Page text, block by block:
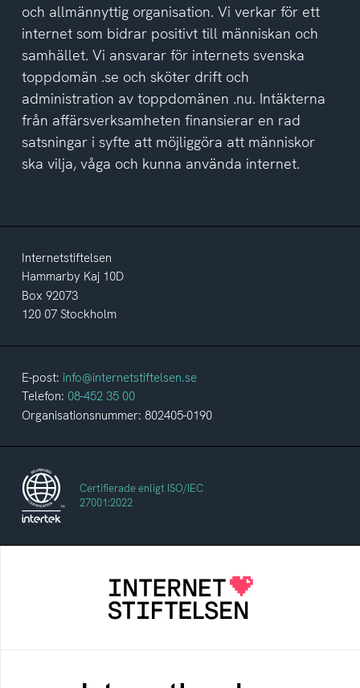
och allmännyttig organisation. Vi verkar för ett
internet som bidrar positivt till människan och
samhället. Vi ansvarar för internets svenska
toppdomän .se och sköter drift och
administration av toppdomänen .nu. Intäkterna
från affärsverksamheten finansierar en rad
satsningar i syfte att möjliggöra att människor
ska vilja, våga och kunna använda internet.
Internetstiftelsen
Hammarby Kaj 10D
Box 92073
120 07 Stockholm
E-post: info@internetstiftelsen.se
Telefon: 08-452 35 00
Organisationsnummer: 802405-0190
Certifierade enligt ISO/IEC
27001:2022
Internetstiftelsen verkar för ett internet som
bidrar positivt till människan och samhället